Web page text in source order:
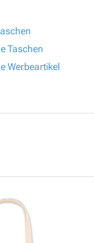
Taschen
Werbeartikel